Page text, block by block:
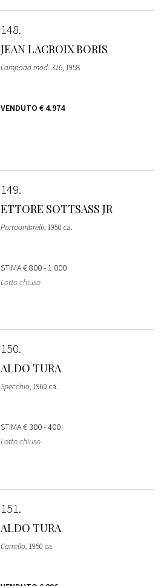
148
JEAN LACROIX BORIS
Lampada mod. 316, 1958
VENDUTO € 4.974
149
ETTORE SOTTSASS JR
Portaombrelli, 1950 ca.
STIMA€ 800 - 1.000
Lotto chiuso
150
ALDO TURA
Specchio, 1960 ca.
STIMA€ 300 - 400
Lotto chiuso
151
ALDO TURA
Carrello, 1950 ca.